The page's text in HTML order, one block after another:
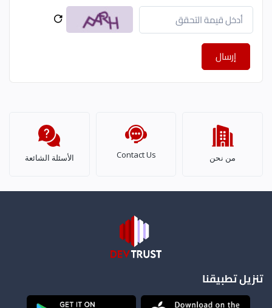
إرسال
من نحن Contact Us الأسئلة الشائعة
تنزيل تطبيقنا